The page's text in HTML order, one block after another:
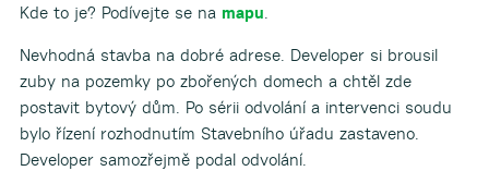
Kde to je? Podívejte se na mapu.
Nevhodná stavba na dobré adrese. Developer si brousil
zuby na pozemky po zbořených domech a chtěl zde
postavit bytový dům. Po sérii odvolání a intervenci soudu
bylo řízení rozhodnutím Stavebního úřadu zastaveno.
Developer samozřejmě podal odvolání.